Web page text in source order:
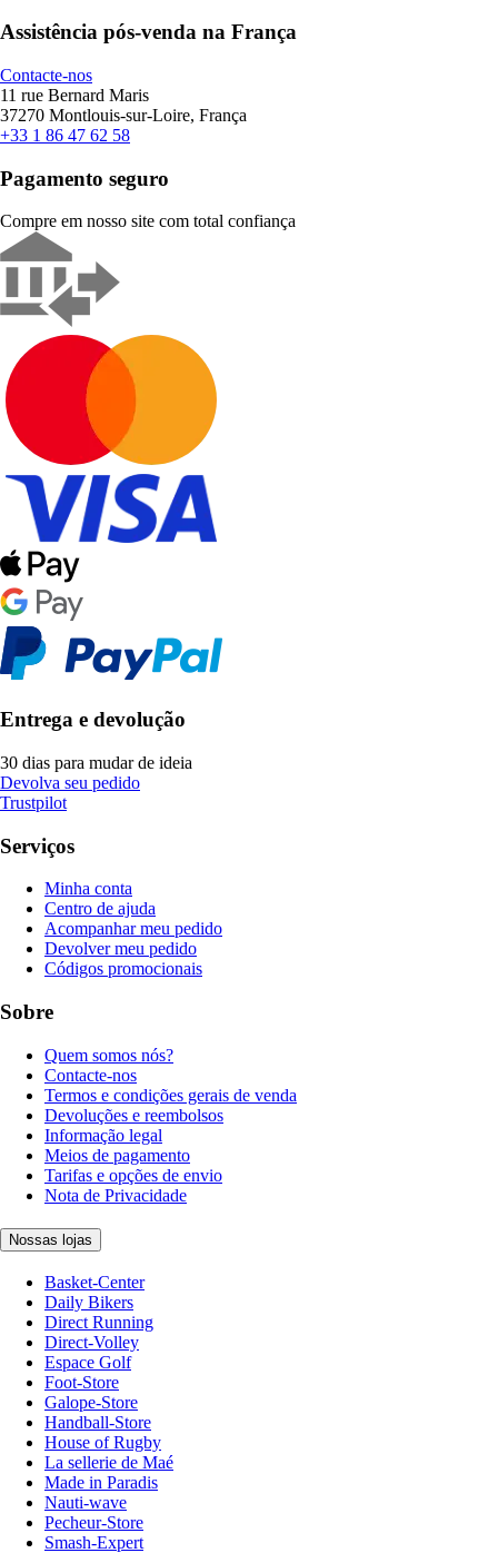
Assistência pós-venda na França
Contacte-nos
11 rue Bernard Maris
37270 Montlouis-sur-Loire, França
+33 1 86 47 62 58
Pagamento seguro
Compre em nosso site com total confiança
Entrega e devolução
30 dias para mudar de ideia
Devolva seu pedido
Trustpilot
Serviços
Minha conta
Centro de ajuda
Acompanhar meu pedido
Devolver meu pedido
Códigos promocionais
Sobre
Quem somos nós?
Contacte-nos
Termos e condições gerais de venda
Devoluções e reembolsos
Informação legal
Meios de pagamento
Tarifas e opções de envio
Nota de Privacidade
Nossas lojas
Basket-Center
Daily Bikers
Direct Running
Direct-Volley
Espace Golf
Foot-Store
Galope-Store
Handball-Store
House of Rugby
La sellerie de Maé
Made in Paradis
Nauti-wave
Pecheur-Store
Smash-Expert